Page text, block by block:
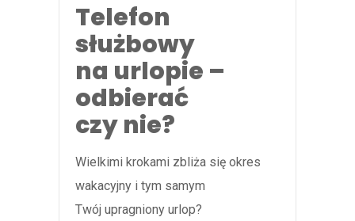
Telefon
służbowy
na urlopie –
odbierać
czy nie?
Wielkimi krokami zbliża się okres
wakacyjny i tym samym
Twój upragniony urlop?